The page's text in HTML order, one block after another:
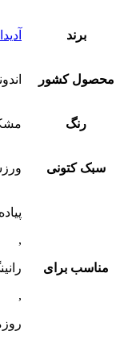
برند
محصول کشور
رنگ
سبک کتونی
مناسب برای
,
,